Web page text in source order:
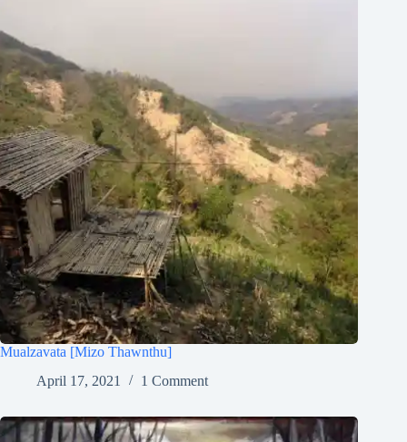
Mualzavata [Mizo Thawnthu]
April 17, 2021
1 Comment